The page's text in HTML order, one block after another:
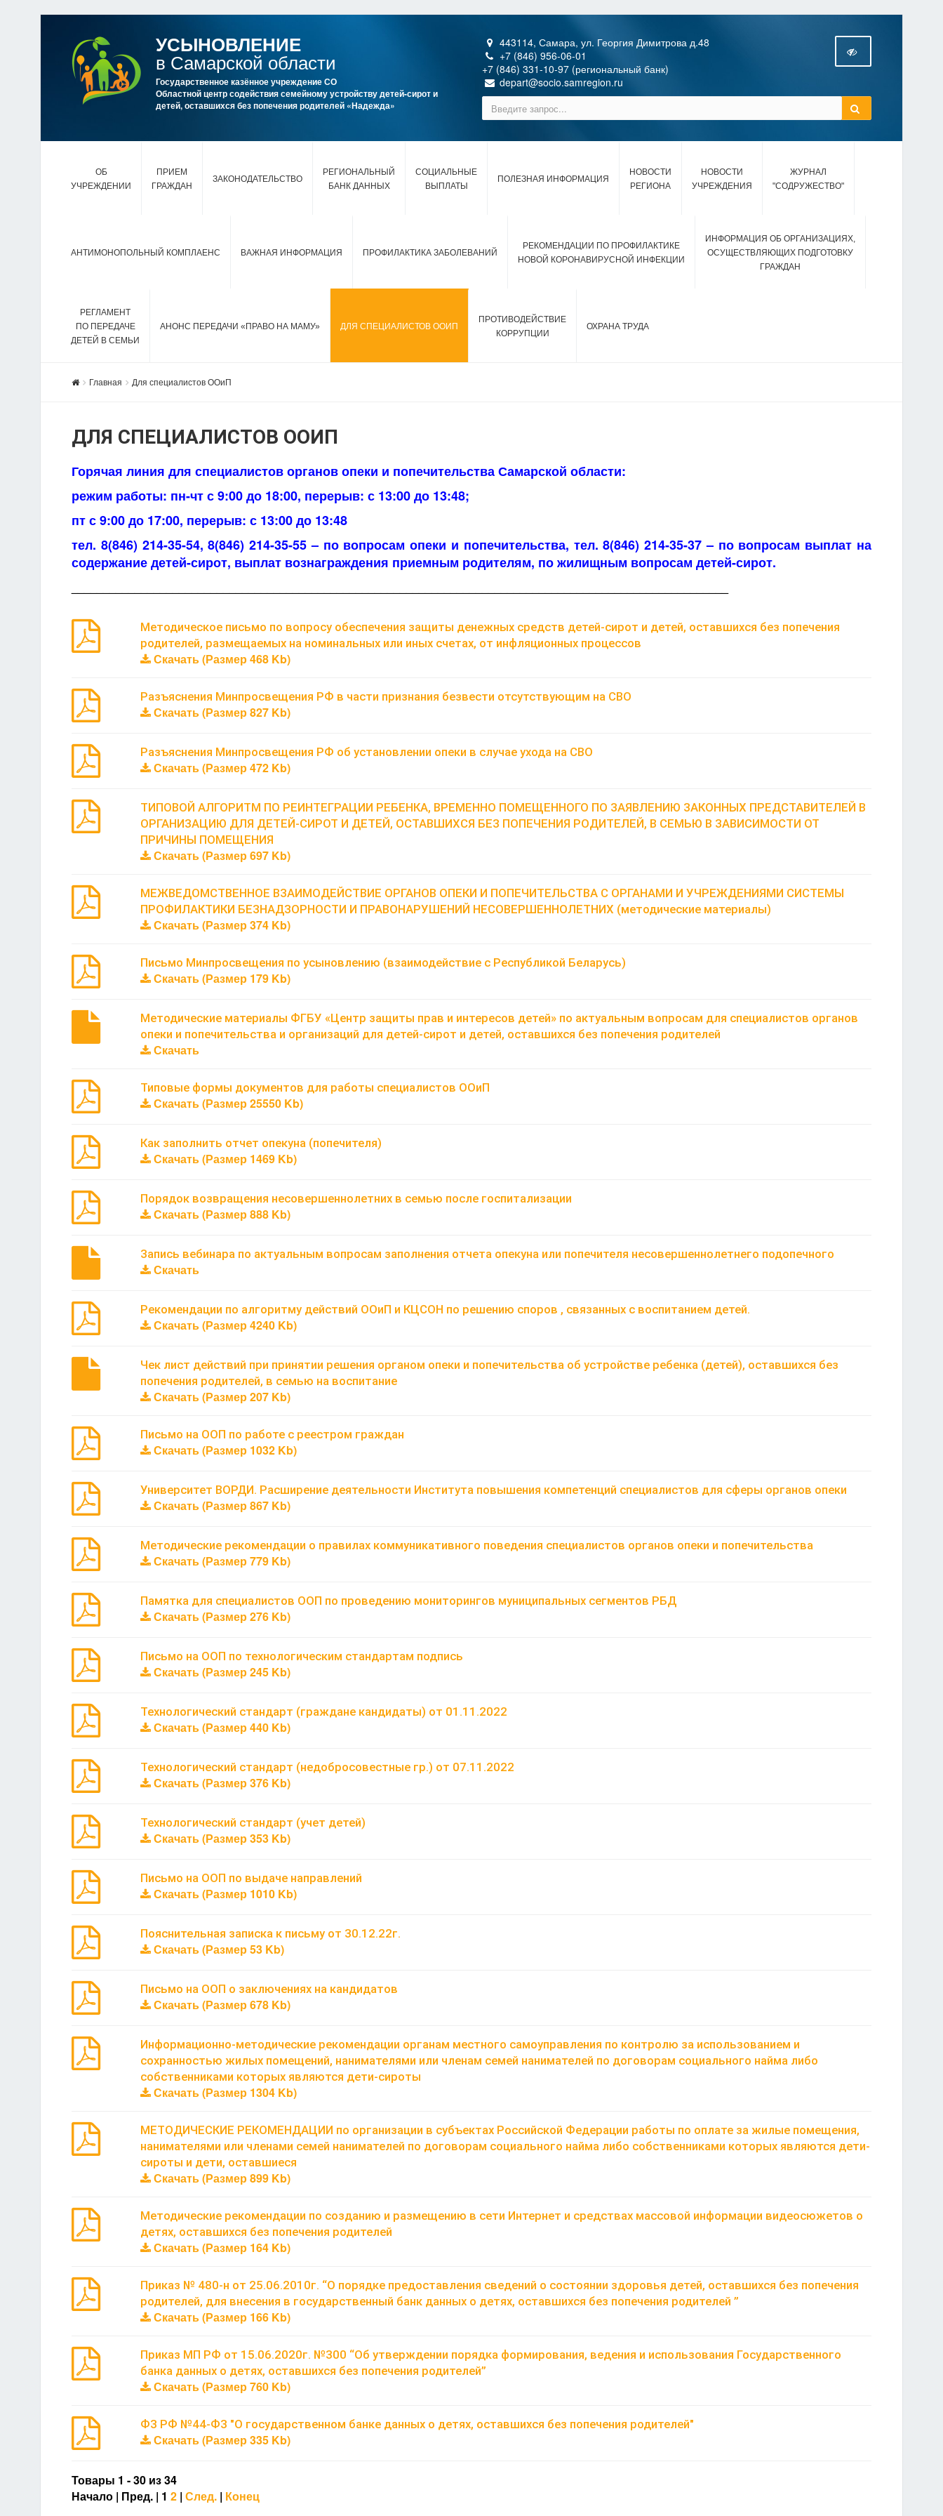
УСЫНОВЛЕНИЕ
в Самарской области
Государственное казённое учреждение СО
Областной центр содействия семейному устройству детей-сирот и
детей, оставшихся без попечения родителей «Надежда»
443114, Самара, ул. Георгия Димитрова д.48
+7 (846) 956-06-01
+7 (846) 331-10-97 (региональный банк)
depart@socio.samregion.ru
ОБ
УЧРЕЖДЕНИИ
ПРИЕМ
ГРАЖДАН
ЗАКОНОДАТЕЛЬСТВО
РЕГИОНАЛЬНЫЙ
БАНК ДАННЫХ
СОЦИАЛЬНЫЕ
ВЫПЛАТЫ
ПОЛЕЗНАЯ ИНФОРМАЦИЯ
НОВОСТИ
РЕГИОНА
НОВОСТИ
УЧРЕЖДЕНИЯ
ЖУРНАЛ
"СОДРУЖЕСТВО"
АНТИМОНОПОЛЬНЫЙ КОМПЛАЕНС ВАЖНАЯ ИНФОРМАЦИЯ ПРОФИЛАКТИКА ЗАБОЛЕВАНИЙ
РЕКОМЕНДАЦИИ ПО ПРОФИЛАКТИКЕ
НОВОЙ КОРОНАВИРУСНОЙ ИНФЕКЦИИ
ИНФОРМАЦИЯ ОБ ОРГАНИЗАЦИЯХ,
ОСУЩЕСТВЛЯЮЩИХ ПОДГОТОВКУ
ГРАЖДАН
РЕГЛАМЕНТ
ПО ПЕРЕДАЧЕ
ДЕТЕЙ В СЕМЬИ
АНОНС ПЕРЕДАЧИ «ПРАВО НА МАМУ» ДЛЯ СПЕЦИАЛИСТОВ ООИП
ПРОТИВОДЕЙСТВИЕ
КОРРУПЦИИ
ОХРАНА ТРУДА
Главная Для специалистов ООиП
ДЛЯ СПЕЦИАЛИСТОВ ООИП
Горячая линия для специалистов органов опеки и попечительства Самарской области:
режим работы: пн-чт с 9:00 до 18:00, перерыв: с 13:00 до 13:48;
пт с 9:00 до 17:00, перерыв: с 13:00 до 13:48
тел. 8(846) 214-35-54, 8(846) 214-35-55 – по вопросам опеки и попечительства, тел. 8(846) 214-35-37 – по вопросам выплат на
содержание детей-сирот, выплат вознаграждения приемным родителям, по жилищным вопросам детей-сирот.
Методическое письмо по вопросу обеспечения защиты денежных средств детей-сирот и детей, оставшихся без попечения
родителей, размещаемых на номинальных или иных счетах, от инфляционных процессов
Скачать (Размер 468 Kb)
Разъяснения Минпросвещения РФ в части признания безвести отсутствующим на СВО
Скачать (Размер 827 Kb)
Разъяснения Минпросвещения РФ об установлении опеки в случае ухода на СВО
Скачать (Размер 472 Kb)
ТИПОВОЙ АЛГОРИТМ ПО РЕИНТЕГРАЦИИ РЕБЕНКА, ВРЕМЕННО ПОМЕЩЕННОГО ПО ЗАЯВЛЕНИЮ ЗАКОННЫХ ПРЕДСТАВИТЕЛЕЙ В
ОРГАНИЗАЦИЮ ДЛЯ ДЕТЕЙ-СИРОТ И ДЕТЕЙ, ОСТАВШИХСЯ БЕЗ ПОПЕЧЕНИЯ РОДИТЕЛЕЙ, В СЕМЬЮ В ЗАВИСИМОСТИ ОТ
ПРИЧИНЫ ПОМЕЩЕНИЯ
Скачать (Размер 697 Kb)
МЕЖВЕДОМСТВЕННОЕ ВЗАИМОДЕЙСТВИЕ ОРГАНОВ ОПЕКИ И ПОПЕЧИТЕЛЬСТВА С ОРГАНАМИ И УЧРЕЖДЕНИЯМИ СИСТЕМЫ
ПРОФИЛАКТИКИ БЕЗНАДЗОРНОСТИ И ПРАВОНАРУШЕНИЙ НЕСОВЕРШЕННОЛЕТНИХ (методические материалы)
Скачать (Размер 374 Kb)
Письмо Минпросвещения по усыновлению (взаимодействие с Республикой Беларусь)
Скачать (Размер 179 Kb)
Методические материалы ФГБУ «Центр защиты прав и интересов детей» по актуальным вопросам для специалистов органов
опеки и попечительства и организаций для детей-сирот и детей, оставшихся без попечения родителей
Скачать
Типовые формы документов для работы специалистов ООиП
Скачать (Размер 25550 Kb)
Как заполнить отчет опекуна (попечителя)
Скачать (Размер 1469 Kb)
Порядок возвращения несовершеннолетних в семью после госпитализации
Скачать (Размер 888 Kb)
Запись вебинара по актуальным вопросам заполнения отчета опекуна или попечителя несовершеннолетнего подопечного
Скачать
Рекомендации по алгоритму действий ООиП и КЦСОН по решению споров , связанных с воспитанием детей.
Скачать (Размер 4240 Kb)
Чек лист действий при принятии решения органом опеки и попечительства об устройстве ребенка (детей), оставшихся без
попечения родителей, в семью на воспитание
Скачать (Размер 207 Kb)
Письмо на ООП по работе с реестром граждан
Скачать (Размер 1032 Kb)
Университет ВОРДИ. Расширение деятельности Института повышения компетенций специалистов для сферы органов опеки
Скачать (Размер 867 Kb)
Методические рекомендации о правилах коммуникативного поведения специалистов органов опеки и попечительства
Скачать (Размер 779 Kb)
Памятка для специалистов ООП по проведению мониторингов муниципальных сегментов РБД
Скачать (Размер 276 Kb)
Письмо на ООП по технологическим стандартам подпись
Скачать (Размер 245 Kb)
Технологический стандарт (граждане кандидаты) от 01.11.2022
Скачать (Размер 440 Kb)
Технологический стандарт (недобросовестные гр.) от 07.11.2022
Скачать (Размер 376 Kb)
Технологический стандарт (учет детей)
Скачать (Размер 353 Kb)
Письмо на ООП по выдаче направлений
Скачать (Размер 1010 Kb)
Пояснительная записка к письму от 30.12.22г.
Скачать (Размер 53 Kb)
Письмо на ООП о заключениях на кандидатов
Скачать (Размер 678 Kb)
Информационно-методические рекомендации органам местного самоуправления по контролю за использованием и
сохранностью жилых помещений, нанимателями или членам семей нанимателей по договорам социального найма либо
собственниками которых являются дети-сироты
Скачать (Размер 1304 Kb)
МЕТОДИЧЕСКИЕ РЕКОМЕНДАЦИИ по организации в субъектах Российской Федерации работы по оплате за жилые помещения,
нанимателями или членами семей нанимателей по договорам социального найма либо собственниками которых являются дети-
сироты и дети, оставшиеся
Скачать (Размер 899 Kb)
Методические рекомендации по созданию и размещению в сети Интернет и средствах массовой информации видеосюжетов о
детях, оставшихся без попечения родителей
Скачать (Размер 164 Kb)
Приказ № 480-н от 25.06.2010г. “О порядке предоставления сведений о состоянии здоровья детей, оставшихся без попечения
родителей, для внесения в государственный банк данных о детях, оставшихся без попечения родителей ”
Скачать (Размер 166 Kb)
Приказ МП РФ от 15.06.2020г. №300 “Об утверждении порядка формирования, ведения и использования Государственного
банка данных о детях, оставшихся без попечения родителей”
Скачать (Размер 760 Kb)
ФЗ РФ №44-ФЗ "О государственном банке данных о детях, оставшихся без попечения родителей"
Скачать (Размер 335 Kb)
Товары 1 - 30 из 34
Начало | Пред. | 1 2 | След. | Конец